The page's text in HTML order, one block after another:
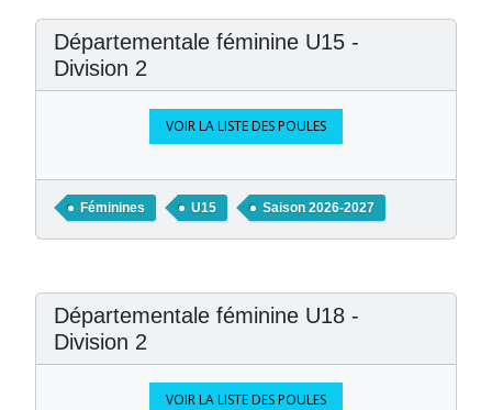
Départementale féminine U15 -
Division 2
VOIR LA LISTE DES POULES
Féminines U15 Saison 2026-2027
Départementale féminine U18 -
Division 2
VOIR LA LISTE DES POULES